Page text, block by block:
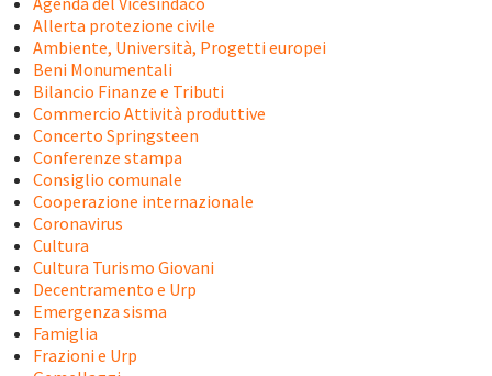
Allerta protezione civile
Ambiente, Università, Progetti europei
Beni Monumentali
Bilancio Finanze e Tributi
Commercio Attività produttive
Concerto Springsteen
Conferenze stampa
Consiglio comunale
Cooperazione internazionale
Coronavirus
Cultura
Cultura Turismo Giovani
Decentramento e Urp
Emergenza sisma
Famiglia
Frazioni e Urp